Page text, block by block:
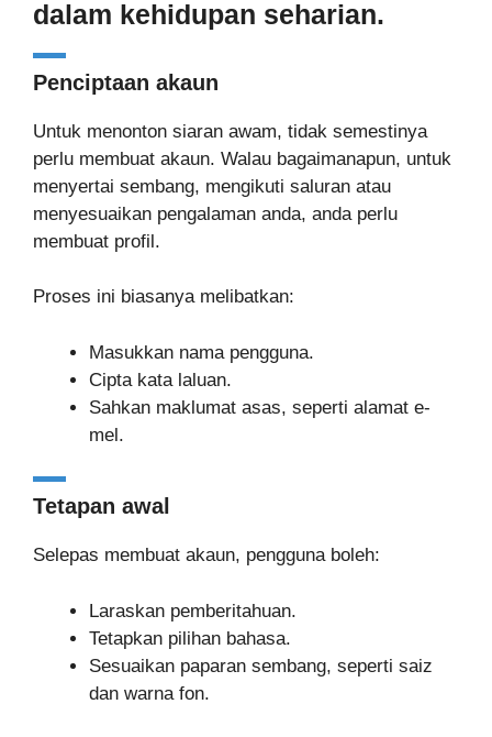
dalam kehidupan seharian.
Penciptaan akaun
Untuk menonton siaran awam, tidak semestinya
perlu membuat akaun. Walau bagaimanapun, untuk
menyertai sembang, mengikuti saluran atau
menyesuaikan pengalaman anda, anda perlu
membuat profil.
Proses ini biasanya melibatkan:
Masukkan nama pengguna.
Cipta kata laluan.
Sahkan maklumat asas, seperti alamat e-
mel.
Tetapan awal
Selepas membuat akaun, pengguna boleh:
Laraskan pemberitahuan.
Tetapkan pilihan bahasa.
Sesuaikan paparan sembang, seperti saiz
dan warna fon.